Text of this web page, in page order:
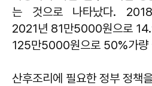
는 것으로 나타났다.
2021년 81만5000원으로
125만5000원으로 50%가량
산후조리에 필요한 정부 정책